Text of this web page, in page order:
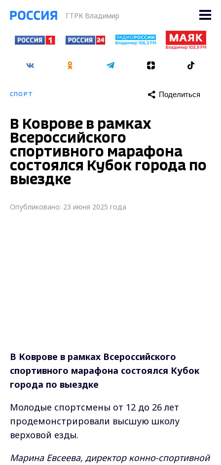
ГТРК Владимир
СПОРТ Поделиться
В Коврове в рамках
Всероссийского
спортивного марафона
состоялся Кубок города по
выездке
Опубликовано: 23 июня 2025 года
В Коврове в рамках Всероссийского
спортивного марафона состоялся Кубок
города по выездке
Молодые спортсмены от 12 до 26 лет
продемонстрировали высшую школу
верховой езды.
Марина Евсеева, директор конно-спортивной